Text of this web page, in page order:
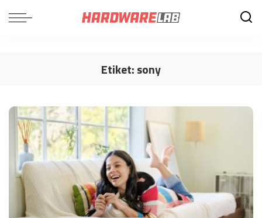
Etiket:sony